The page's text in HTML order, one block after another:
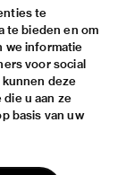
te
te bieden en om
we informatie
voor social
deze
u aan ze
basis van uw